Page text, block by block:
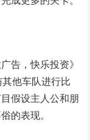
告，快乐投资》
他车队进行比
假设主人公和朋
的表现。